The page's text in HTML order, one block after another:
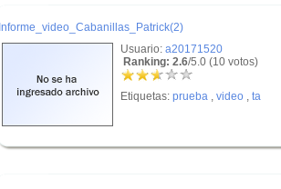
Informe_video_Cabanillas_Patrick(2)
Usuario: a20171520
Ranking: 2.6/5.0 (10 votos)
Etiquetas: prueba , video , ta